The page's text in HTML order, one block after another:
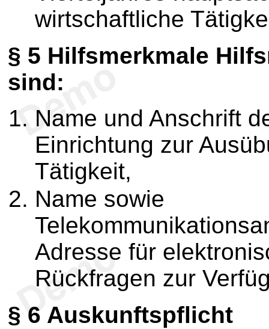
wirtschaftliche
§ 5 Hilfsmerkmale
sind:
Name und Anschrift
Einrichtung zur
Tätigkeit,
Name sowie
Adresse für
Rückfragen zur
§ 6 Auskunftspflicht